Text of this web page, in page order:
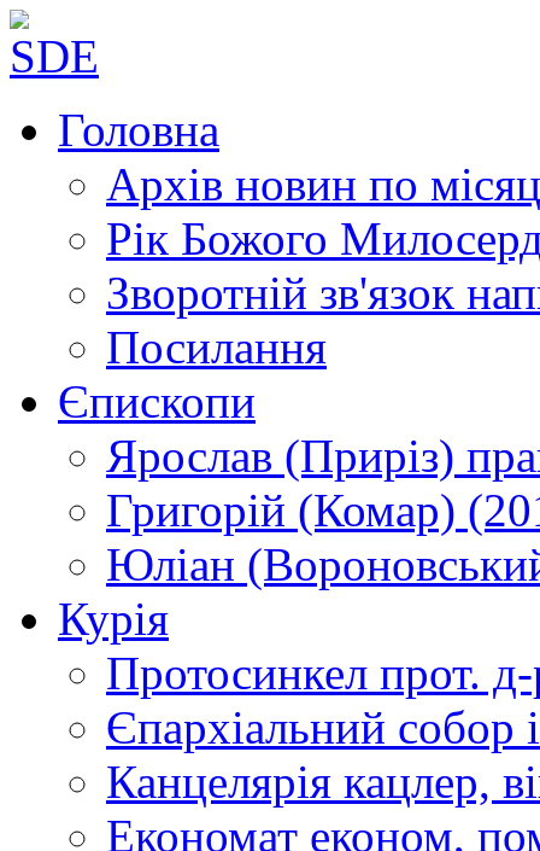
Головна
Архів новин по
Рік Божого
Зворотній зв'язок
Посилання
Єпископи
Ярослав (Приріз)
Григорій (Комар)
Юліан
Курія
Протосинкел прот.
Єпархіальний собор
Канцелярія кацлер,
Економат економ,